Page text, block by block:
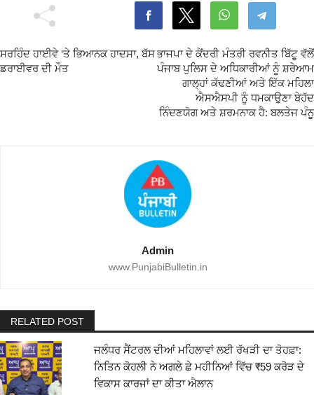
ਸਰਹਿੰਦ ਹਾਈਵੇ ‘ਤੇ ਭਿਆਨਕ ਹਾਦਸਾ, ਬੱਸ
ਡਰਾਈਵਰ ਦੀ ਮੌਤ
ਭਾਜਪਾ ਦੇ ਕੇਂਦਰੀ ਮੰਤਰੀ ਰਵਨੀਤ ਬਿੱਟੂ ਵੱਲੋਂ
ਪੰਜਾਬ ਪੁਲਿਸ ਦੇ ਅਧਿਕਾਰੀਆਂ ਨੂੰ ਸ਼ਰੇਆਮ
ਗਾਲ੍ਹਾਂ ਕੱਢਣੀਆਂ ਅਤੇ ਇੱਕ ਮਹਿਲਾ
ਐਸਐਸਪੀ ਨੂੰ ਧਮਕਾਉਣਾ ਬੇਹੱਦ
ਨਿੰਦਣਯੋਗ ਅਤੇ ਸ਼ਰਮਨਾਕ ਹੈ: ਬਲਤੇਜ ਪੰਨੂ
Admin
www.PunjabiBulletin.in
RELATED POST
ਜਲੰਧਰ ਸੈਂਟਰਲ ਦੀਆਂ ਮਹਿਲਾਵਾਂ ਲਈ ਰੱਖੜੀ ਦਾ ਤੋਹਫ਼ਾ:
ਨਿਤਿਨ ਕੋਹਲੀ ਨੇ ਅਗਲੇ ਛੇ ਮਹੀਨਿਆਂ ਵਿੱਚ ₹59 ਕਰੋੜ ਦੇ
ਵਿਕਾਸ ਕਾਰਜਾਂ ਦਾ ਕੀਤਾ ਐਲਾਨ